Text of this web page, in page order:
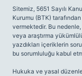
Sitemiz, 5651 Sayılı
Kurumu (BTK)
vermektedir. Bu
veya araştırma
yazdıkları içeriklerin
bu sorumluluğu kabul
Hukuka ve yasal